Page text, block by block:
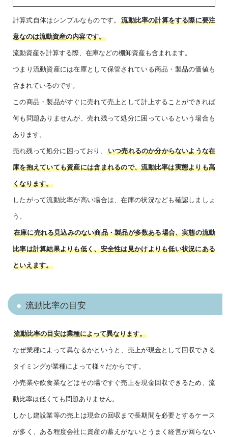
計算式自体はシンプルなものです。流動比率の計算をする際に要注
意なのは流動資産の内容です。
流動資産を計算する際、在庫などの棚卸資産も含まれます。
つまり流動資産には在庫として保管されている商品・製品の価値も
含まれているのです。
この商品・製品がすぐに売れて売上として計上することができれば
何も問題ありませんが、売れ残って処分に困っているという場合も
あります。
売れ残って処分に困っており、
いつ売れるのか分からないような在
庫を抱えていても資産には含まれるので、流動比率は実態よりも高
くなります。
したがって流動比率が高い場合は、在庫の状況なども確認しましょ
う。
在庫に売れる見込みのない商品・製品が多数ある場合、実態の流動
比率は計算結果よりも低く、安全性は見かけよりも低い状況にある
といえます。
流動比率の目安
流動比率の目安は業種によって異なります。
なぜ業種によって異なるかというと、売上が現金として回収できる
タイミングが業種によって様々だからです。
小売業や飲食業などはその場ですぐ売上を現金回収できるため、流
動比率は低くても問題ありません。
しかし建設業等の売上は現金の回収まで長期間を必要とするケース
が多く、ある程度会社に資産の蓄えがないとうまく経営が回らない